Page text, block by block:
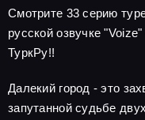
Смотрите 33 серию
русской озвучке
ТуркРу!!
Далекий город - это
запутанной судьбе